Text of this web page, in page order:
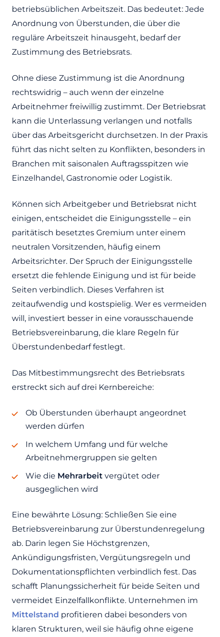
betriebsüblichen Arbeitszeit. Das bedeutet: Jede
Anordnung von Überstunden, die über die
reguläre Arbeitszeit hinausgeht, bedarf der
Zustimmung des Betriebsrats.
Ohne diese Zustimmung ist die Anordnung
rechtswidrig – auch wenn der einzelne
Arbeitnehmer freiwillig zustimmt. Der Betriebsrat
kann die Unterlassung verlangen und notfalls
über das Arbeitsgericht durchsetzen. In der Praxis
führt das nicht selten zu Konflikten, besonders in
Branchen mit saisonalen Auftragsspitzen wie
Einzelhandel, Gastronomie oder Logistik.
Können sich Arbeitgeber und Betriebsrat nicht
einigen, entscheidet die Einigungsstelle – ein
paritätisch besetztes Gremium unter einem
neutralen Vorsitzenden, häufig einem
Arbeitsrichter. Der Spruch der Einigungsstelle
ersetzt die fehlende Einigung und ist für beide
Seiten verbindlich. Dieses Verfahren ist
zeitaufwendig und kostspielig. Wer es vermeiden
will, investiert besser in eine vorausschauende
Betriebsvereinbarung, die klare Regeln für
Überstundenbedarf festlegt.
Das Mitbestimmungsrecht des Betriebsrats
erstreckt sich auf drei Kernbereiche:
Ob Überstunden überhaupt angeordnet
werden dürfen
In welchem Umfang und für welche
Arbeitnehmergruppen sie gelten
Wie die Mehrarbeit vergütet oder
ausgeglichen wird
Eine bewährte Lösung: Schließen Sie eine
Betriebsvereinbarung zur Überstundenregelung
ab. Darin legen Sie Höchstgrenzen,
Ankündigungsfristen, Vergütungsregeln und
Dokumentationspflichten verbindlich fest. Das
schafft Planungssicherheit für beide Seiten und
vermeidet Einzelfallkonflikte. Unternehmen im
Mittelstand profitieren dabei besonders von
klaren Strukturen, weil sie häufig ohne eigene